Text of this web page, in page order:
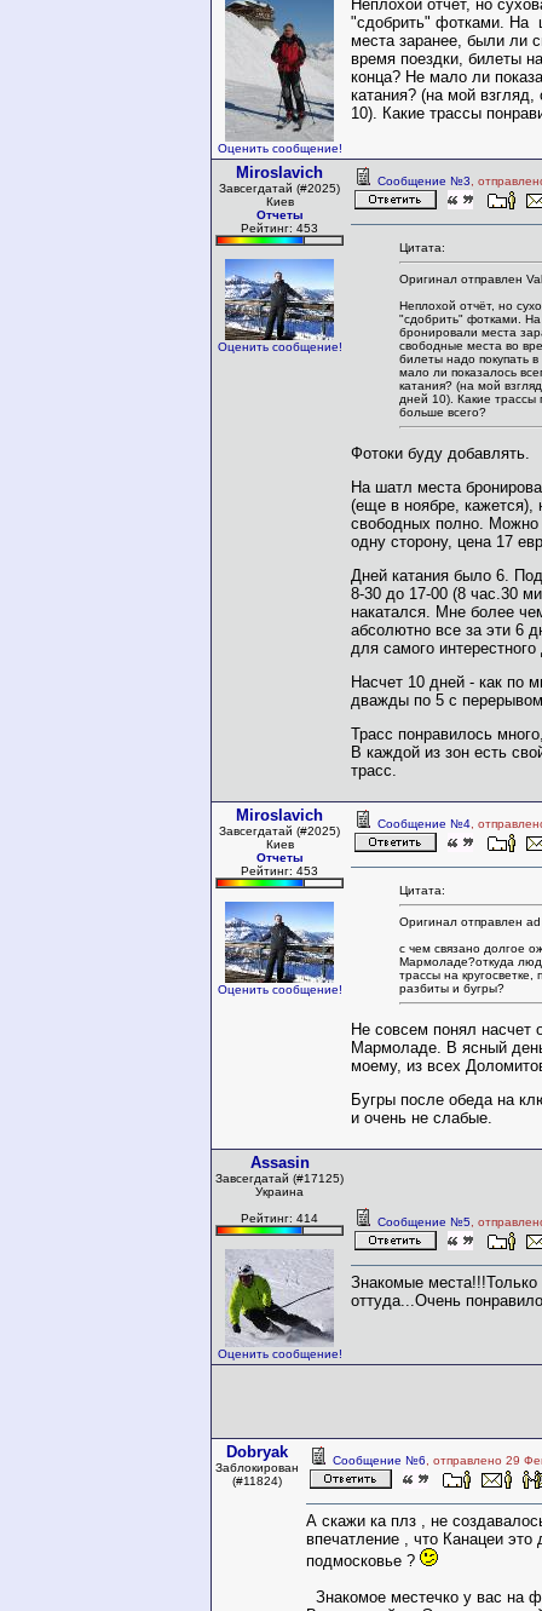
Оценить сообщение!
Неплохой отчёт, но
"сдобрить" фотками. На
места заранее, были ли
время поездки, билеты
конца? Не мало ли
катания? (на мой
10). Какие трассы
Miroslavich
Завсегдатай (#2025)
Киев
Отчеты
Рейтинг: 453
Оценить сообщение!
Сообщение №3 ,
Цитата:
Оригинал отправлен
Неплохой отчёт, но
"сдобрить" фотками.
бронировали места
свободные места во
билеты надо покупать
мало ли показалось
катания? (на мой
дней 10). Какие трассы
больше всего?
Фотоки буду добавлять.
На шатл места
(еще в ноябре, кажется),
свободных полно. Можно
одну сторону, цена 17
Дней катания было 6.
8-30 до 17-00 (8 час.30
накатался. Мне более
абсолютно все за эти 6
для самого интерестного
Насчет 10 дней - как по
дважды по 5 с
Трасс понравилось
В каждой из зон есть
трасс.
Miroslavich
Завсегдатай (#2025)
Киев
Отчеты
Рейтинг: 453
Оценить сообщение!
Сообщение №4 ,
Цитата:
Оригинал отправлен ad
с чем связано долгое
Мармоладе?откуда
трассы на кругосветке,
разбиты и бугры?
Не совсем понял насчет
Мармоладе. В ясный
моему, из всех
Бугры после обеда на
и очень не слабые.
Assasin
Завсегдатай (#17125)
Украина
Рейтинг: 414
Оценить сообщение!
Сообщение №5 ,
Знакомые места!!!Только
оттуда...Очень
Dobryak
Заблокирован
(#11824)
Сообщение №6 , отправлено 29
А скажи ка плз , не
впечатление , что Канацеи это
подмосковье ?
Знакомое местечко у вас на